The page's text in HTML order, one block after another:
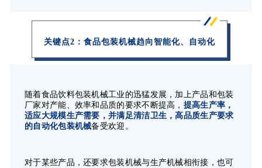
关键点2：食品包装机械趋向智能化、自动化
随着食品饮料包装机械工业的迅猛发展，加上产品和包装
厂家对产能、效率和品质的要求不断提高， 提高生产率，
适应大规模生产需要，并满足清洁卫生，高品质生产要求
的自动化包装机械备受欢迎。
对于某些产品，还要求包装机械与生产机械相衔接，也可